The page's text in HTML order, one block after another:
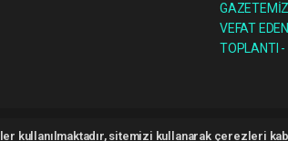
sitemizi kullanarak çerezleri
GAZETEMİZ
VEFAT
TOPLANTI -
2026 ©haber yazılımı haber paketihaber